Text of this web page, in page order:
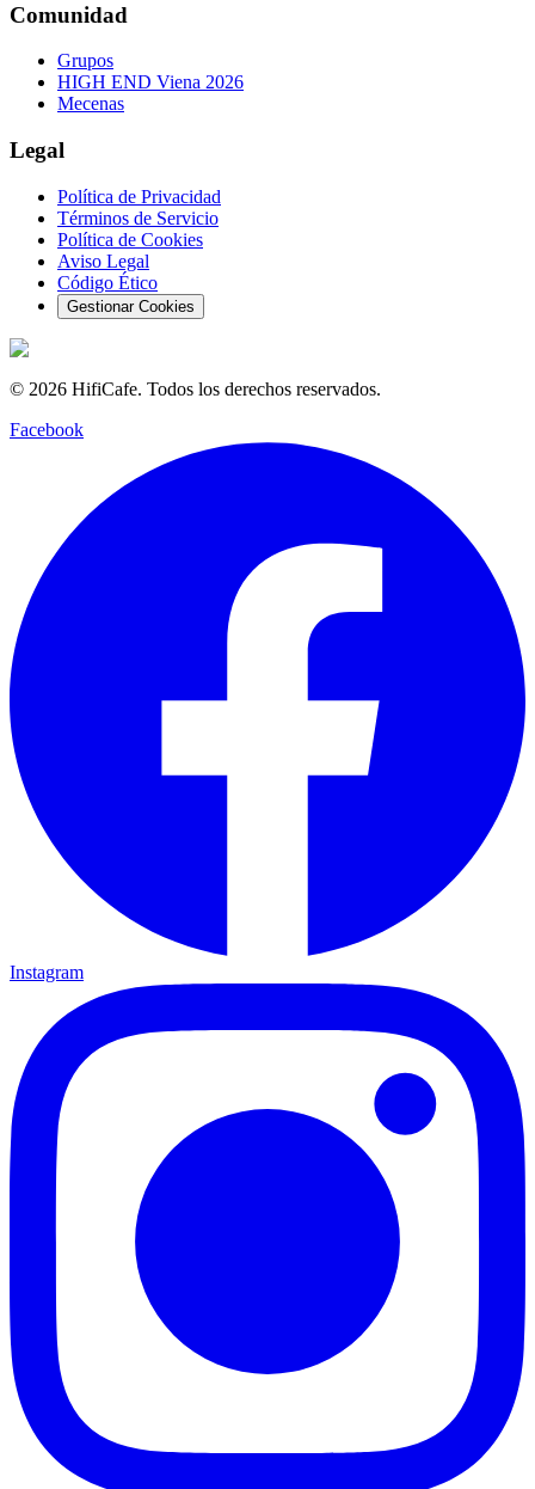
Comunidad
Grupos
HIGH END Viena 2026
Mecenas
Legal
Política de Privacidad
Términos de Servicio
Política de Cookies
Aviso Legal
Código Ético
Gestionar Cookies
© 2026 HifiCafe. Todos los derechos reservados.
Facebook
Instagram